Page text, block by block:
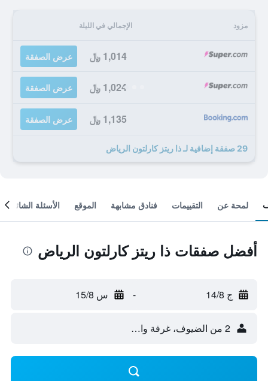
مزود الإجمالي في الليلة
1,014 ﷼ عرض الصفقة
1,024 ﷼ عرض الصفقة
1,135 ﷼ عرض الصفقة
29 صفقة إضافية لـ ذا ريتز كارلتون الرياض
لمحة عن التقييمات فنادق مشابهة الموقع الأسئلة الشائعة
أفضل صفقات ذا ريتز كارلتون الرياض
ج 14/8 - س 15/8
2 من الضيوف، غرفة واحدة